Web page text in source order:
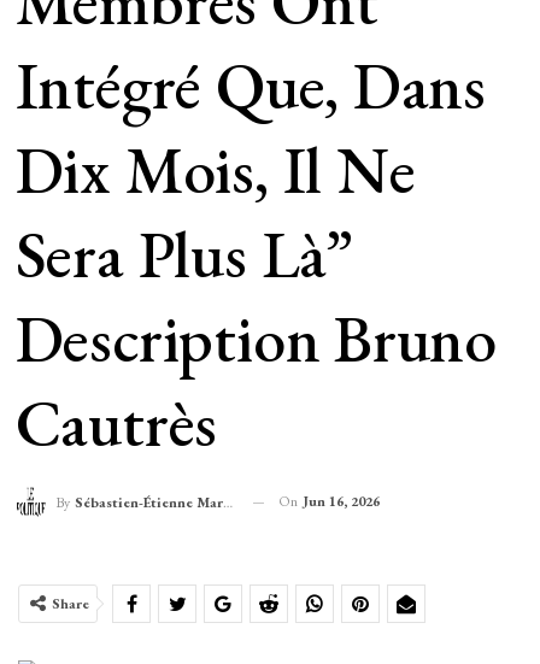
Intégré Que, Dans
Dix Mois, Il Ne
Sera Plus Là”
Description Bruno
Cautrès
By Sébastien-Étienne Marechal On Jun 16, 2026
Share